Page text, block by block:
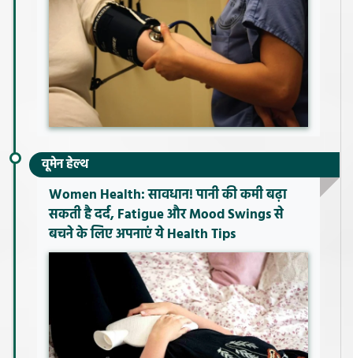
वूमेन हेल्थ
Women Health: सावधान! पानी की कमी बढ़ा
सकती है दर्द, Fatigue और Mood Swings से
बचने के लिए अपनाएं ये Health Tips